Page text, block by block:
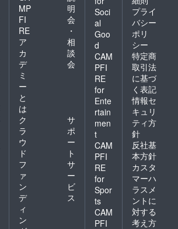
MP
FI
RE
ア
カ
デ
ミ
ー
と
は
明
会
・
相
談
会
ク
ラ
ウ
ド
フ
ァ
ン
デ
ィ
ン
サ
ポ
ー
ト
サ
ー
ビ
ス
Soci
al
Goo
d
CAM
PFI
RE
for
Ente
rtain
men
t
CAM
PFI
RE
for
Spor
ts
CAM
PFI
プライ
バシー
ポリ
シー
特定商
取引法
に基づ
く表記
情報セ
キュリ
ティ方
針
反社基
本方針
カスタ
マーハ
ラスメ
ントに
対する
考え方